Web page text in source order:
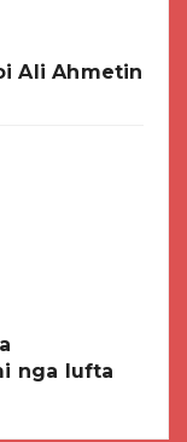
Ali Ahmetin
nga lufta